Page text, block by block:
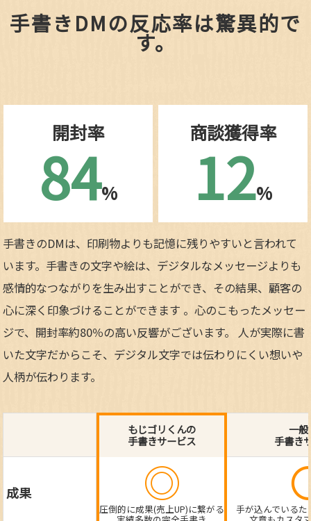
手書きDMの反応率は驚異的で
す。
開封率
84%
商談獲得率
12%
手書きのDMは、印刷物よりも記憶に残りやすいと言われて
います。手書きの文字や絵は、デジタルなメッセージよりも
感情的なつながりを生み出すことができ、その結果、顧客の
心に深く印象づけることができます 。心のこもったメッセー
ジで、開封率約80％の高い反響がございます。 人が実際に書
いた文字だからこそ、デジタル文字では伝わりにくい想いや
人柄が伝わります。
もじゴリくんの
手書きサービス
一般
手書き
成果 ◎
圧倒的に成果(売上UP)に繋がる 手が込んでいる